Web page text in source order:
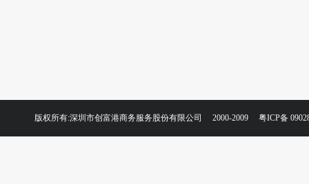
版权所有:深圳市创富港商务服务股份有限公司 2000-2009 粤ICP备